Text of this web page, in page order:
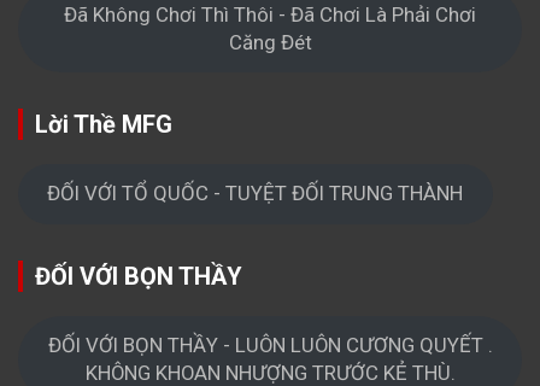
Đã Không Chơi Thì Thôi - Đã Chơi Là Phải Chơi
Căng Đét
Lời Thề MFG
ĐỐI VỚI TỔ QUỐC - TUYỆT ĐỐI TRUNG THÀNH
ĐỐI VỚI BỌN THẦY
ĐỐI VỚI BỌN THẦY - LUÔN LUÔN CƯƠNG QUYẾT .
KHÔNG KHOAN NHƯỢNG TRƯỚC KẺ THÙ.